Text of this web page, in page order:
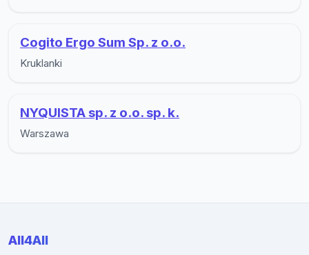
Cogito Ergo Sum Sp. z o.o.
Kruklanki
NYQUISTA sp. z o.o. sp. k.
Warszawa
All4All